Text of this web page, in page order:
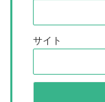
サイト